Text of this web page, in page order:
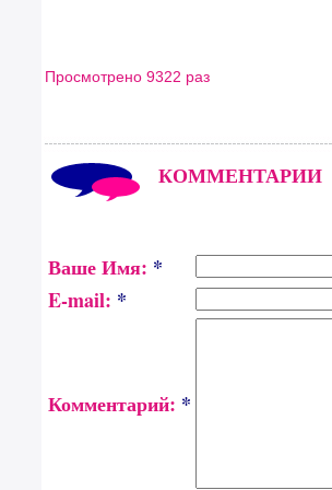
Просмотрено 9322 раз
КОММЕНТАРИИ
Ваше Имя: *
E-mail: *
Комментарий: *